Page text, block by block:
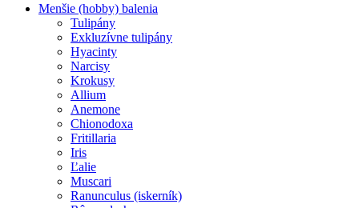
Menšie (hobby) balenia
Tulipány
Exkluzívne tulipány
Hyacinty
Narcisy
Krokusy
Allium
Anemone
Chionodoxa
Fritillaria
Iris
Ľalie
Muscari
Ranunculus (iskerník)